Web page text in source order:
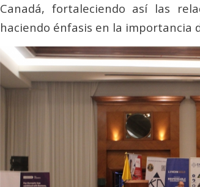
Canadá, fortaleciendo así las
haciendo énfasis en la importancia